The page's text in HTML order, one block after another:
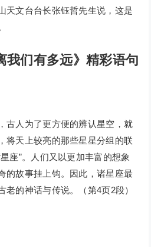
天文台台长张钰哲先生说，这是
我们有多远》精彩语句
古人为了更方便的辨认星空，就
将天上较亮的那些星星分组的联
座”。人们又以更加丰富的想象
的故事挂上钩。因此，诸星座最
老的神话与传说。（第4页2段）